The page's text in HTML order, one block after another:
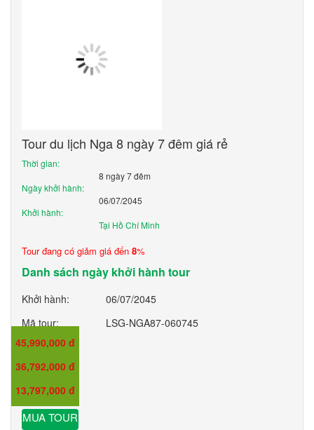
Tour du lịch Nga 8 ngày 7 đêm giá rẻ
Thời gian:
8 ngày 7 đêm
Ngày khởi hành:
06/07/2045
Khởi hành:
Tại Hồ Chí Minh
Tour đang có giảm giá đến 8%
Danh sách ngày khởi hành tour
Khởi hành:
06/07/2045
Mã tour:
LSG-NGA87-060745
Giá:
45,990,000 đ
Giá trẻ em:
36,792,000 đ
Giá em bé:
13,797,000 đ
MUA TOUR